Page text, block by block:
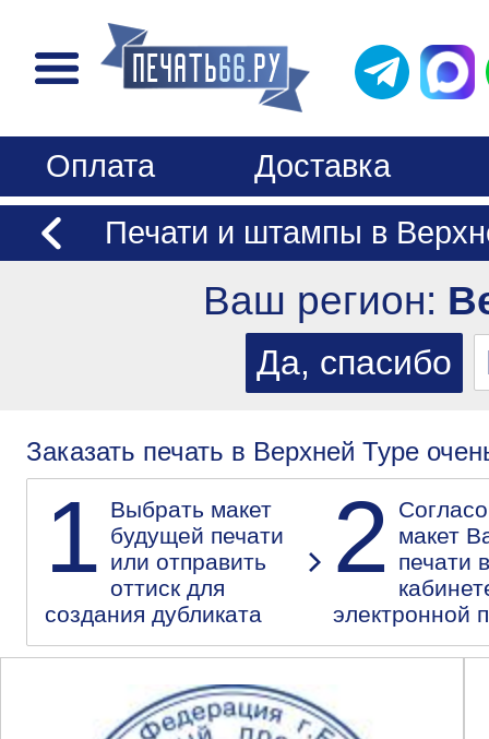
Оплата
Доставка
Печати и штампы в
Ваш регион:
Заказать печать в Верхней Туре
1 Выбрать макет
будущей печати
или отправить
оттиск для
создания дубликата
2
макет
печати
электронной